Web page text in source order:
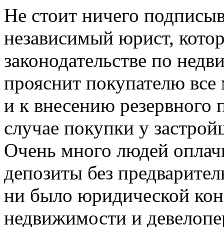
Не стоит ничего
независимый юрист,
законодательстве по
прояснит покупателю
и к внесению резервного
случае покупки у
Очень много людей
депозиты без
ни было юридической
недвижимости и